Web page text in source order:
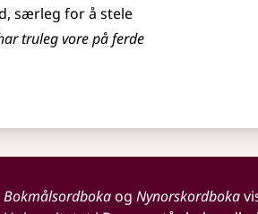
særleg for å stele
truleg vore på ferde
Bokmålsordbokaog Nynorskordboka